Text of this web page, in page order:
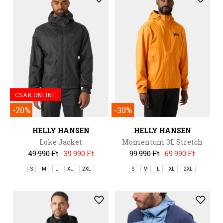
CSAK ONLINE
-20%
HELLY HANSEN
Loke Jacket
49 990 Ft 39 990 Ft
S M XL 2XL
-30%
HELLY HANSEN
Momentum 3L Stretch
Jacket
99 990 Ft 69 990 Ft
S M XL 2XL